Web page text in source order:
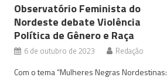
Observatório Feminista do
Nordeste debate Violência
Política de Gênero e Raça
6 de outubro de 2023 Redação
Com o tema “Mulheres Negras Nordestinas: